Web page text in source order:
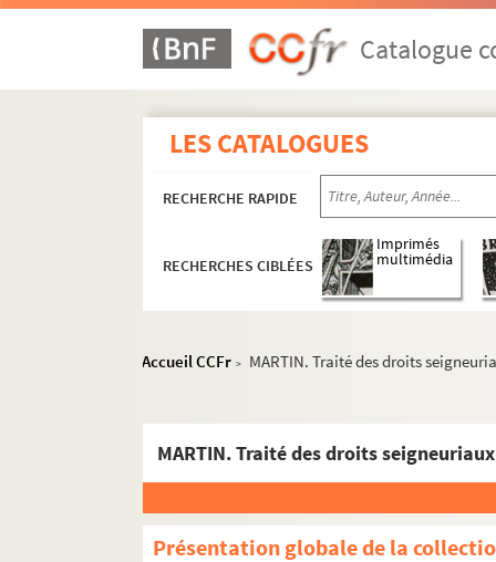
Catalogue
LES CATALOGUES
RECHERCHE RAPIDE
RECHERCHES CIBLÉES
Imprimés
multimédia
Accueil CCFr > MARTIN. Traité des droits
Présentation globale de la